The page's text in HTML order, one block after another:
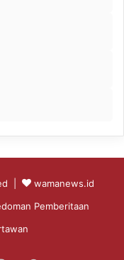
|
wamanews.id
Pemberitaan